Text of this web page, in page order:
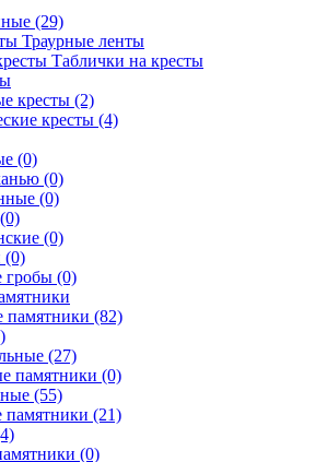
(29)
Траурные ленты
Таблички на кресты
кресты (2)
кресты (4)
(0)
(0)
(0)
(0)
(0)
гробы (0)
памятники (82)
(27)
памятники (0)
(55)
памятники (21)
(0)